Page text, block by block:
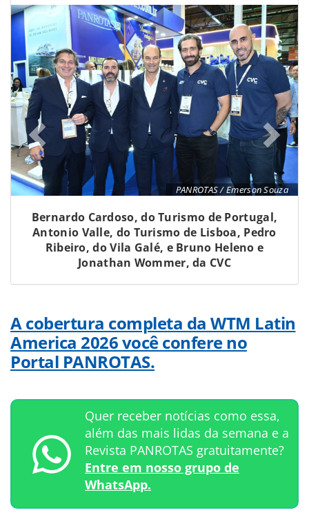
PANROTAS / Emerson Souza
Bernardo Cardoso, do Turismo de Portugal,
Antonio Valle, do Turismo de Lisboa, Pedro
Ribeiro, do Vila Galé, e Bruno Heleno e
Jonathan Wommer, da CVC
A cobertura completa da WTM Latin
America 2026 você confere no
Portal PANROTAS.
Quer receber notícias como essa,
além das mais lidas da semana e a
Revista PANROTAS gratuitamente?
Entre em nosso grupo de
WhatsApp.